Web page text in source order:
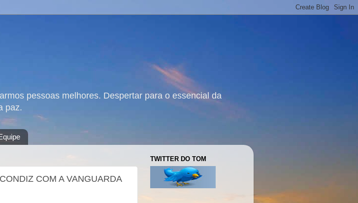
pessoas melhores. Despertar para o essencial da
paz.
COM A VANGUARDA
TWITTER DO TOM